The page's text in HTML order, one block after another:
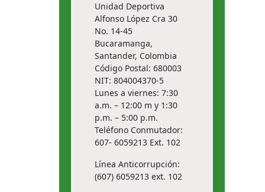
Unidad Deportiva
Alfonso López Cra 30
No. 14-45
Bucaramanga,
Santander, Colombia
Código Postal: 680003
NIT: 804004370-5
Lunes a viernes: 7:30
a.m. – 12:00 m y 1:30
p.m. – 5:00 p.m.
Teléfono Conmutador:
607- 6059213 Ext. 102
Línea Anticorrupción:
(607) 6059213 ext. 102